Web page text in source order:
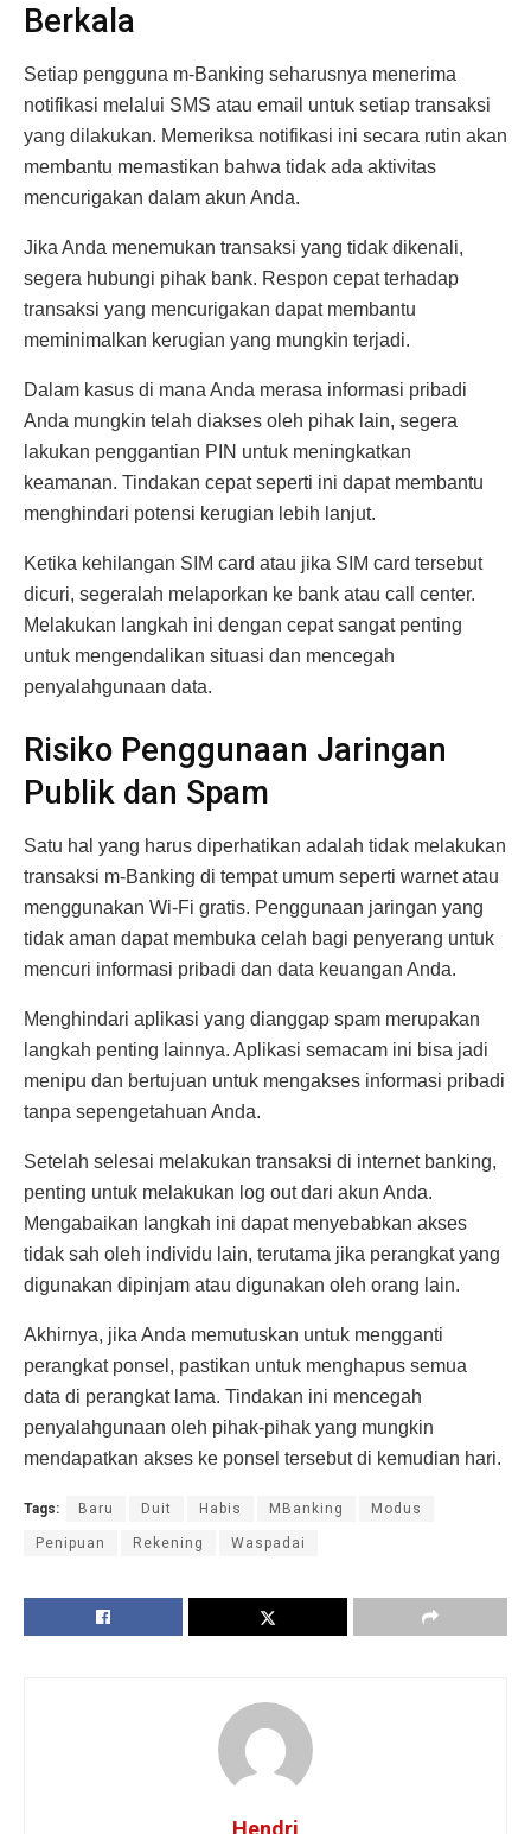
Berkala
Setiap pengguna m-Banking seharusnya menerima
notifikasi melalui SMS atau email untuk setiap transaksi
yang dilakukan. Memeriksa notifikasi ini secara rutin akan
membantu memastikan bahwa tidak ada aktivitas
mencurigakan dalam akun Anda.
Jika Anda menemukan transaksi yang tidak dikenali,
segera hubungi pihak bank. Respon cepat terhadap
transaksi yang mencurigakan dapat membantu
meminimalkan kerugian yang mungkin terjadi.
Dalam kasus di mana Anda merasa informasi pribadi
Anda mungkin telah diakses oleh pihak lain, segera
lakukan penggantian PIN untuk meningkatkan
keamanan. Tindakan cepat seperti ini dapat membantu
menghindari potensi kerugian lebih lanjut.
Ketika kehilangan SIM card atau jika SIM card tersebut
dicuri, segeralah melaporkan ke bank atau call center.
Melakukan langkah ini dengan cepat sangat penting
untuk mengendalikan situasi dan mencegah
penyalahgunaan data.
Risiko Penggunaan Jaringan
Publik dan Spam
Satu hal yang harus diperhatikan adalah tidak melakukan
transaksi m-Banking di tempat umum seperti warnet atau
menggunakan Wi-Fi gratis. Penggunaan jaringan yang
tidak aman dapat membuka celah bagi penyerang untuk
mencuri informasi pribadi dan data keuangan Anda.
Menghindari aplikasi yang dianggap spam merupakan
langkah penting lainnya. Aplikasi semacam ini bisa jadi
menipu dan bertujuan untuk mengakses informasi pribadi
tanpa sepengetahuan Anda.
Setelah selesai melakukan transaksi di internet banking,
penting untuk melakukan log out dari akun Anda.
Mengabaikan langkah ini dapat menyebabkan akses
tidak sah oleh individu lain, terutama jika perangkat yang
digunakan dipinjam atau digunakan oleh orang lain.
Akhirnya, jika Anda memutuskan untuk mengganti
perangkat ponsel, pastikan untuk menghapus semua
data di perangkat lama. Tindakan ini mencegah
penyalahgunaan oleh pihak-pihak yang mungkin
mendapatkan akses ke ponsel tersebut di kemudian hari.
Tags: Baru Duit Habis MBanking Modus
Penipuan Rekening Waspadai
Hendri